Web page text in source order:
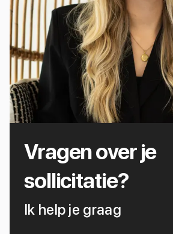
Vragen over je
sollicitatie?
Ik help je graag